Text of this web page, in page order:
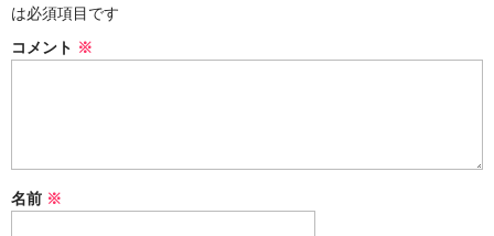
メンバー
ヴォーカリスト
は必須項目です
コメント ※
名前 ※